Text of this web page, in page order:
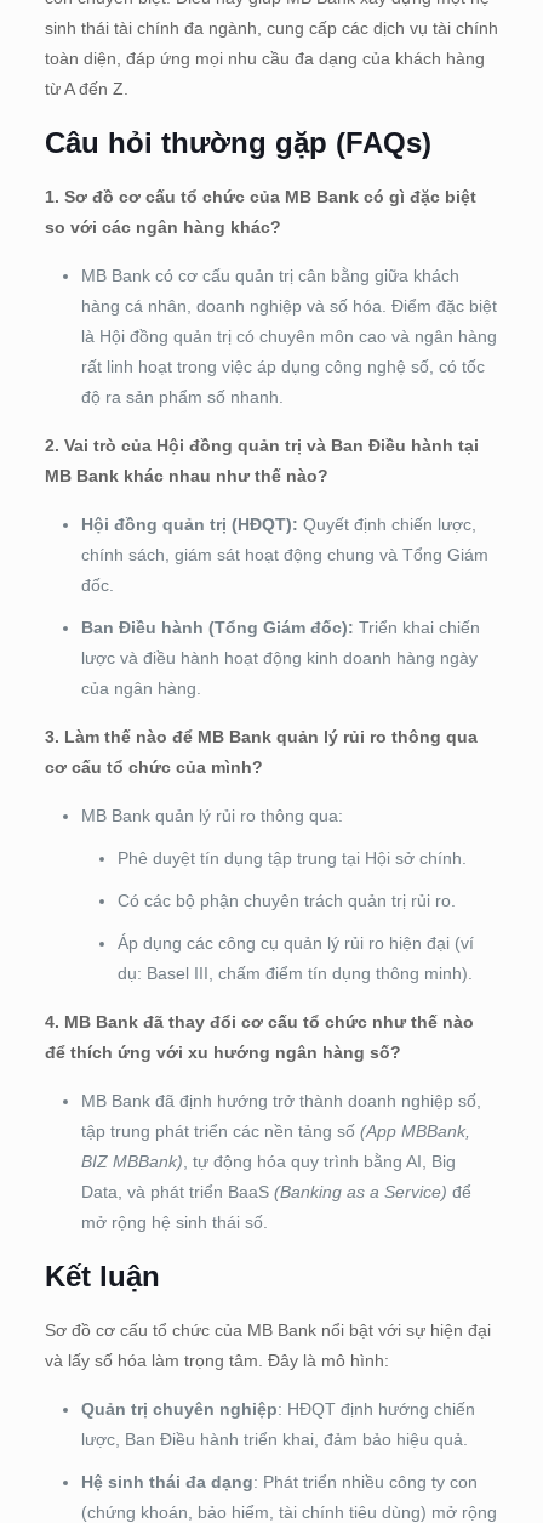
sinh thái tài chính đa ngành, cung cấp các dịch vụ tài chính
toàn diện, đáp ứng mọi nhu cầu đa dạng của khách hàng
từ A đến Z.
Câu hỏi thường gặp (FAQs)
1. Sơ đồ cơ cấu tổ chức của MB Bank có gì đặc biệt
so với các ngân hàng khác?
MB Bank có cơ cấu quản trị cân bằng giữa khách
hàng cá nhân, doanh nghiệp và số hóa. Điểm đặc biệt
là Hội đồng quản trị có chuyên môn cao và ngân hàng
rất linh hoạt trong việc áp dụng công nghệ số, có tốc
độ ra sản phẩm số nhanh.
2. Vai trò của Hội đồng quản trị và Ban Điều hành tại
MB Bank khác nhau như thế nào?
Hội đồng quản trị (HĐQT): Quyết định chiến lược,
chính sách, giám sát hoạt động chung và Tổng Giám
đốc.
Ban Điều hành (Tổng Giám đốc): Triển khai chiến
lược và điều hành hoạt động kinh doanh hàng ngày
của ngân hàng.
3. Làm thế nào để MB Bank quản lý rủi ro thông qua
cơ cấu tổ chức của mình?
MB Bank quản lý rủi ro thông qua:
Phê duyệt tín dụng tập trung tại Hội sở chính.
Có các bộ phận chuyên trách quản trị rủi ro.
Áp dụng các công cụ quản lý rủi ro hiện đại (ví
dụ: Basel III, chấm điểm tín dụng thông minh).
4. MB Bank đã thay đổi cơ cấu tổ chức như thế nào
để thích ứng với xu hướng ngân hàng số?
MB Bank đã định hướng trở thành doanh nghiệp số,
tập trung phát triển các nền tảng số(App MBBank,
BIZ MBBank) , tự động hóa quy trình bằng AI, Big
Data, và phát triển BaaS (Banking as a Service) để
mở rộng hệ sinh thái số.
Kết luận
Sơ đồ cơ cấu tổ chức của MB Bank nổi bật với sự hiện đại
và lấy số hóa làm trọng tâm. Đây là mô hình:
Quản trị chuyên nghiệp: HĐQT định hướng chiến
lược, Ban Điều hành triển khai, đảm bảo hiệu quả.
Hệ sinh thái đa dạng: Phát triển nhiều công ty con
(chứng khoán, bảo hiểm, tài chính tiêu dùng) mở rộng